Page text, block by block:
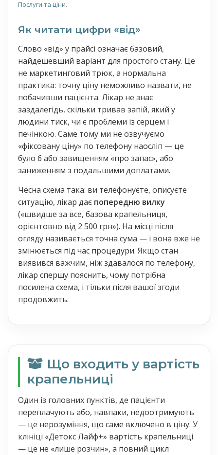
Послуги та ціни.
Як читати цифри «від»
Слово «від» у прайсі означає базовий,
найдешевший варіант для простого стану. Це
не маркетинговий трюк, а нормальна
практика: точну ціну неможливо назвати, не
побачивши пацієнта. Лікар не знає
заздалегідь, скільки тривав запій, який у
людини тиск, чи є проблеми із серцем і
печінкою. Саме тому ми не озвучуємо
«фіксовану ціну» по телефону наосліп — це
було б або завищенням «про запас», або
заниженням з подальшими доплатами.
Чесна схема така: ви телефонуєте, описуєте
ситуацію, лікар дає попередню вилку
(«швидше за все, базова крапельниця,
орієнтовно від 2 500 грн»). На місці після
огляду називається точна сума — і вона вже не
змінюється під час процедури. Якщо стан
виявився важчим, ніж здавалося по телефону,
лікар спершу пояснить, чому потрібна
посилена схема, і тільки після вашої згоди
продовжить.
Що входить у вартість
крапельниці
Один із головних пунктів, де пацієнти
переплачують або, навпаки, недоотримують
— це нерозуміння, що саме включено в ціну. У
клініці «Детокс Лайф+» вартість крапельниці
— це не «лише розчин», а повний цикл